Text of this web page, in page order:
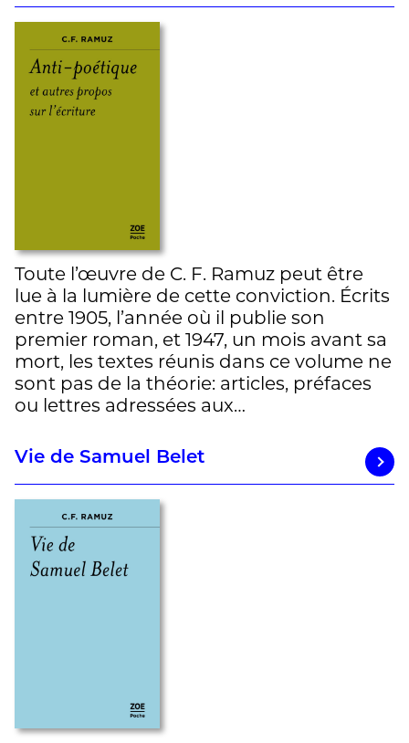
Toute l’œuvre de C. F. Ramuz peut être
lue à la lumière de cette conviction. Écrits
entre 1905, l’année où il publie son
premier roman, et 1947, un mois avant sa
mort, les textes réunis dans ce volume ne
sont pas de la théorie: articles, préfaces
ou lettres adressées aux…
Vie de Samuel Belet